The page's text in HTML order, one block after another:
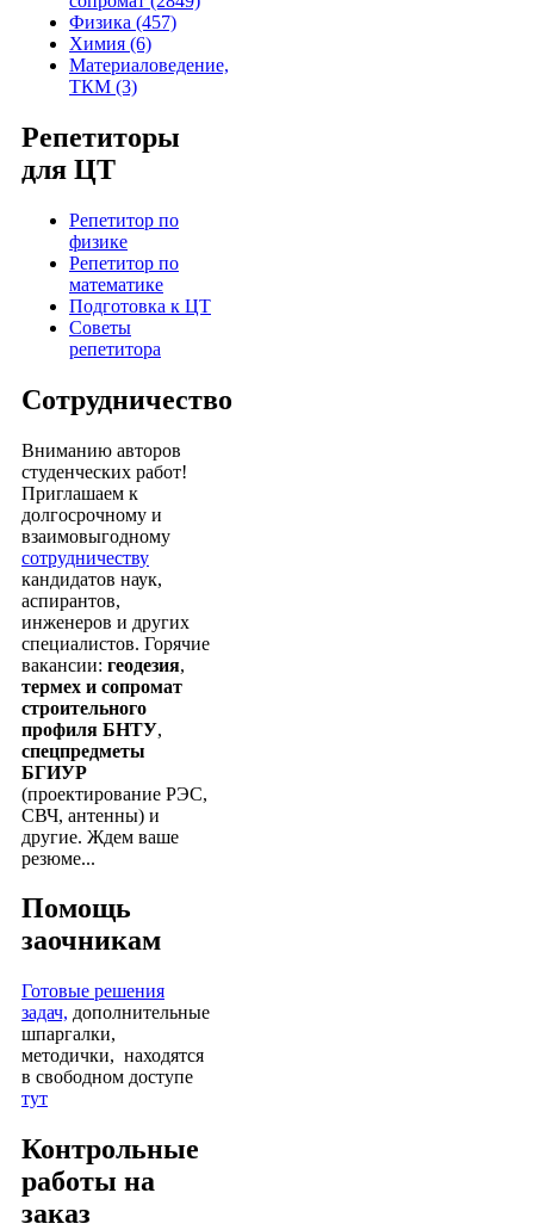
Физика (457)
Химия (6)
Материаловедение,
ТКМ (3)
Репетиторы
для ЦТ
Репетитор по
физике
Репетитор по
математике
Подготовка к ЦТ
Советы
репетитора
Сотрудничество
Вниманию авторов
студенческих работ!
Приглашаем к
долгосрочному и
взаимовыгодному
сотрудничеству
кандидатов наук,
аспирантов,
инженеров и других
специалистов. Горячие
вакансии: геодезия,
термех и сопромат
строительного
профиля БНТУ,
спецпредметы
БГИУР
(проектирование РЭС,
СВЧ, антенны) и
другие. Ждем ваше
резюме...
Помощь
заочникам
Готовые решения
задач, дополнительные
шпаргалки,
методички, находятся
в свободном доступе
тут
Контрольные
работы на
заказ